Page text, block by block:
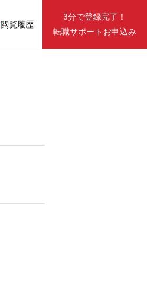
閲覧履歴
3分で登録完了！
転職サポートお申込み